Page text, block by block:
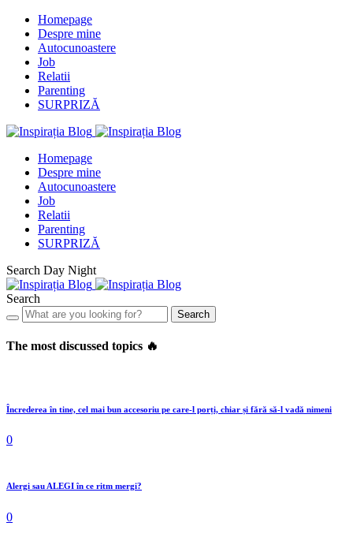
Homepage
Despre mine
Autocunoastere
Job
Relatii
Parenting
SURPRIZĂ
Homepage
Despre mine
Autocunoastere
Job
Relatii
Parenting
SURPRIZĂ
Search Day Night
Search
Search
The most discussed topics 🔥
Încrederea în tine, cel mai bun accesoriu pe care-l porți, chiar și fără să-l vadă nimeni
0
Alergi sau ALEGI în ce ritm mergi?
0